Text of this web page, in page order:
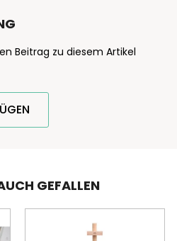
Beitrag zu diesem Artikel
GEFALLEN